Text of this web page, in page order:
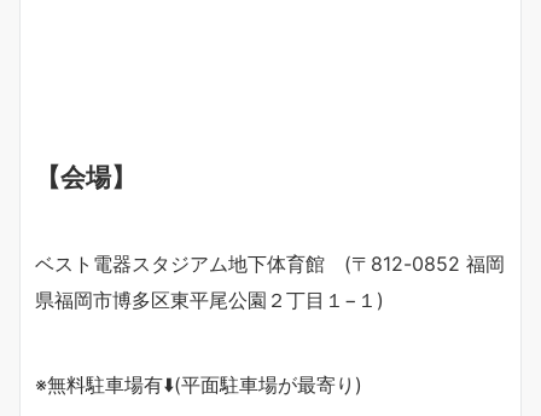
【会場】
ベスト電器スタジアム地下体育館 (〒812-0852 福岡
県福岡市博多区東平尾公園２丁目１−１)
※無料駐車場有⬇️(平面駐車場が最寄り)